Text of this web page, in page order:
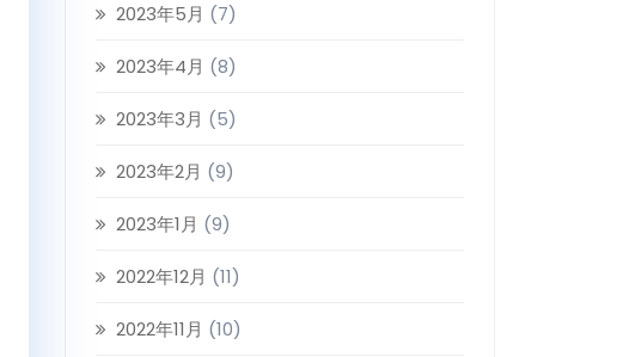
2023年5月 (7)
2023年4月 (8)
2023年3月 (5)
2023年2月 (9)
2023年1月 (9)
2022年12月 (11)
2022年11月 (10)